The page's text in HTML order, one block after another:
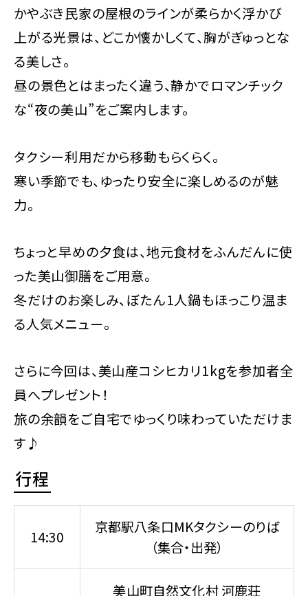
かやぶき民家の屋根のラインが柔らかく浮かび
上がる光景は、どこか懐かしくて、胸がぎゅっとな
る美しさ。
昼の景色とはまったく違う、静かでロマンチック
な“夜の美山”をご案内します。
タクシー利用だから移動もらくらく。
寒い季節でも、ゆったり安全に楽しめるのが魅
力。
ちょっと早めの夕食は、地元食材をふんだんに使
った美山御膳をご用意。
冬だけのお楽しみ、ぼたん1人鍋もほっこり温ま
る人気メニュー。
さらに今回は、美山産コシヒカリ1kgを参加者全
員へプレゼント！
旅の余韻をご自宅でゆっくり味わっていただけま
す♪
行程
14:30
京都駅八条口MKタクシーのりば
（集合・出発）
美山町自然文化村 河鹿荘